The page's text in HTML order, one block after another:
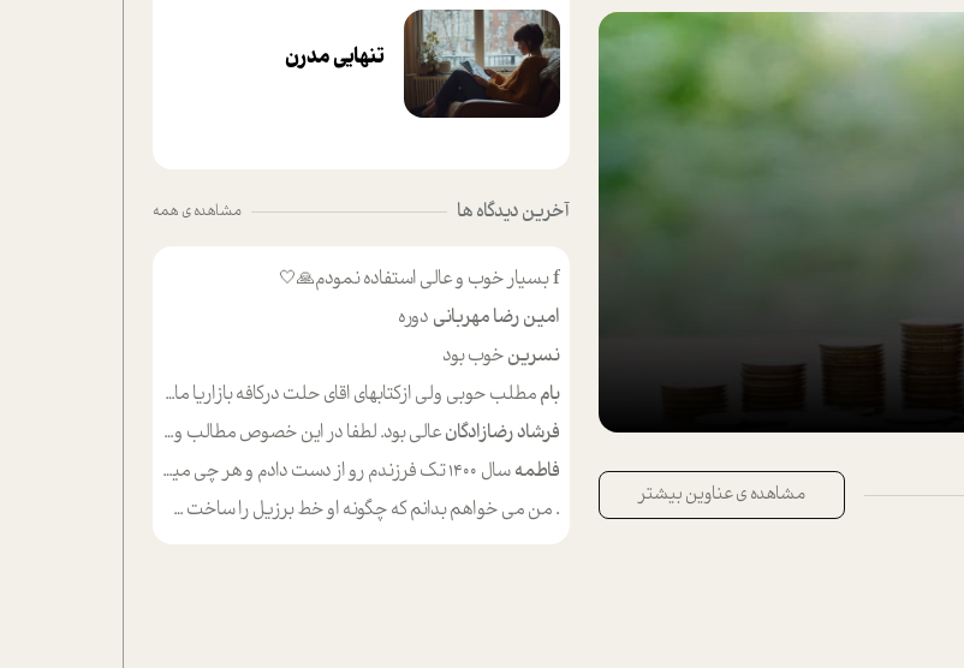
مشاهده ی عناوین بیشتر
تنهایی مدرن
آخرین دیدگاه ها مشاهده ی همه
fبسیار خوب و عالی استفاده نمودم🙏🤍
امین رضا مهربانی دوره
نسرینخوب بود
باممطلب حوبی ولی ازکتابهای اقای حلت درکافه بازاریا مایکت میزاشتن رایگان خوب بود ولی هرکدام خلاصه شده ش تومجله از طریق سایت هم خوبه اینکه درزیر اخرصفحه گذاشته شده خب ادم خبره میره نصب میکنه میخونه ولی هرکسی گوشیش ظرفیتش نداره باتشکر
فرشاد رضازادگانعالی بود. لطفا در این خصوص مطالب و مثال های بیشتر ی ارایه دهید
فاطمهسال ۱۴۰۰ تک فرزندم رو از دست دادم و هر چی میگذره حالم بدتر میشه و دلتنگتر تنایی رو ترجیح دادم و معاشرت برام سخت شده
.من می خواهم بدانم که چگونه او خط برزیل را ساخت چگونه با چه چیز هایی